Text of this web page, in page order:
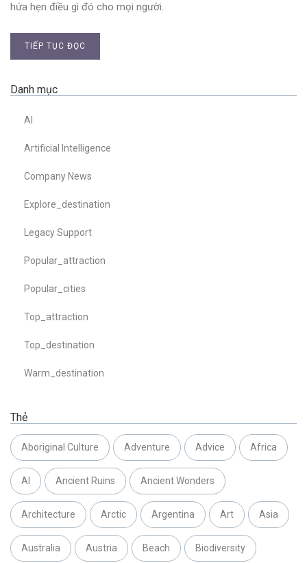
hứa hẹn điều gì đó cho mọi người.
TIẾP TỤC ĐỌC
Danh mục
AI
Artificial Intelligence
Company News
Explore_destination
Legacy Support
Popular_attraction
Popular_cities
Top_attraction
Top_destination
Warm_destination
Thẻ
Aboriginal Culture Adventure Advice Africa
AI Ancient Ruins Ancient Wonders
Architecture Arctic Argentina Art Asia
Australia Austria Beach Biodiversity